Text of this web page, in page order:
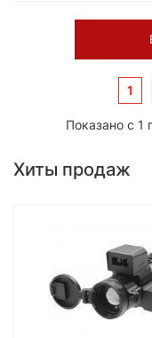
1
Показано с 1
Хиты продаж